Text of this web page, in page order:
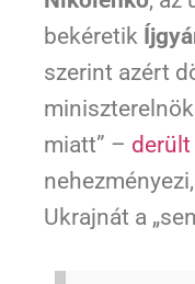
bekéretik
szerint azért
miatt” – derült
Ukrajnát a